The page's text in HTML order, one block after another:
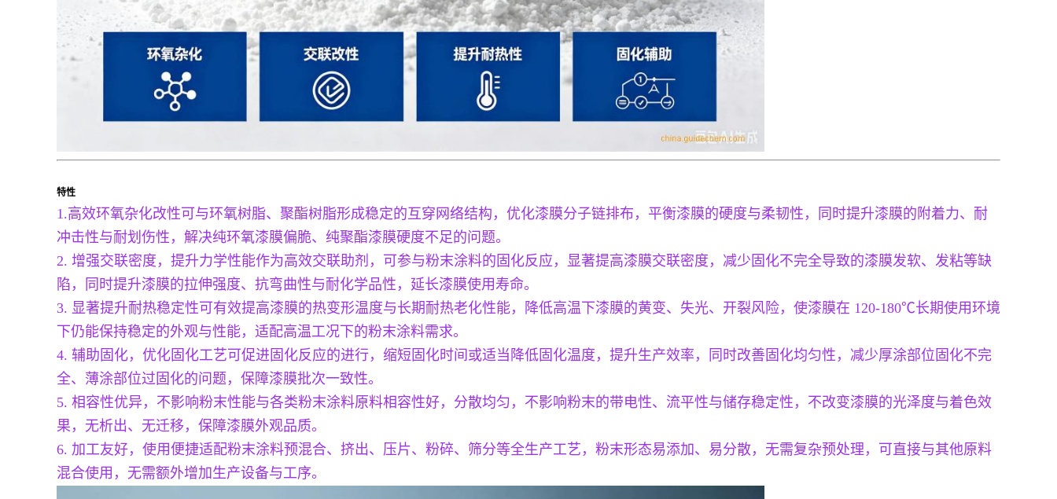
特性
1.高效环氧杂化改性可与环氧树脂、聚酯树脂形成稳定的互穿网络结构，优化漆膜分子链排布，平衡漆膜的硬度与柔韧性，同时提升漆膜的附着力、耐
冲击性与耐划伤性，解决纯环氧漆膜偏脆、纯聚酯漆膜硬度不足的问题。
2. 增强交联密度，提升力学性能作为高效交联助剂，可参与粉末涂料的固化反应，显著提高漆膜交联密度，减少固化不完全导致的漆膜发软、发粘等缺
陷，同时提升漆膜的拉伸强度、抗弯曲性与耐化学品性，延长漆膜使用寿命。
3. 显著提升耐热稳定性可有效提高漆膜的热变形温度与长期耐热老化性能，降低高温下漆膜的黄变、失光、开裂风险，使漆膜在 120-180℃长期使用环境
下仍能保持稳定的外观与性能，适配高温工况下的粉末涂料需求。
4. 辅助固化，优化固化工艺可促进固化反应的进行，缩短固化时间或适当降低固化温度，提升生产效率，同时改善固化均匀性，减少厚涂部位固化不完
全、薄涂部位过固化的问题，保障漆膜批次一致性。
5. 相容性优异，不影响粉末性能与各类粉末涂料原料相容性好，分散均匀，不影响粉末的带电性、流平性与储存稳定性，不改变漆膜的光泽度与着色效
果，无析出、无迁移，保障漆膜外观品质。
6. 加工友好，使用便捷适配粉末涂料预混合、挤出、压片、粉碎、筛分等全生产工艺，粉末形态易添加、易分散，无需复杂预处理，可直接与其他原料
混合使用，无需额外增加生产设备与工序。